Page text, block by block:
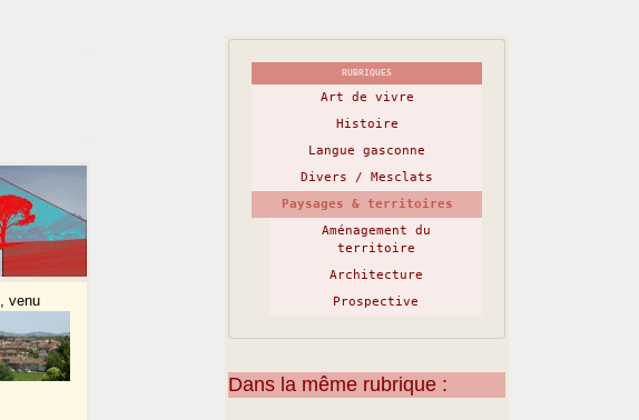
, venu
RUBRIQUES
Art de vivre
Histoire
Langue gasconne
Divers / Mesclats
Paysages & territoires
Aménagement du
territoire
Architecture
Prospective
Dans la même rubrique :